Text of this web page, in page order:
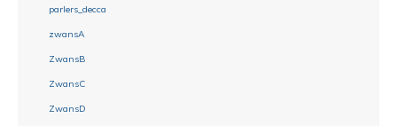
parlers_decca
zwansA
ZwansB
ZwansC
ZwansD